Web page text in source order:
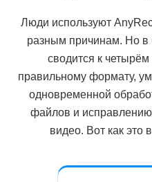
Люди используют
разным причинам. Но в
сводится к
правильному формату,
одновременной
файлов и
видео. Вот как это